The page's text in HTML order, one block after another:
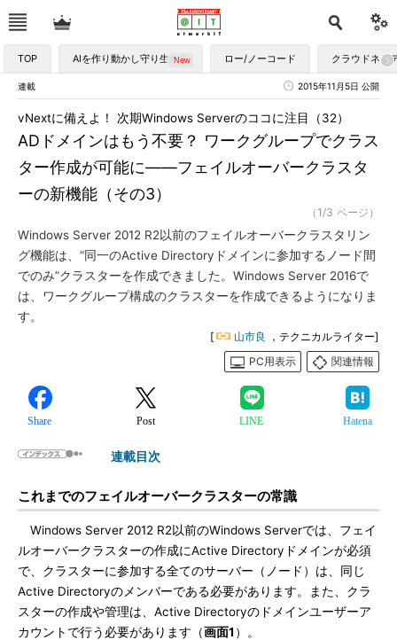
TOP AIを作り動かし守り生かす ロー/ノーコード クラウドネイ
連載 2015年11月5日 公開
ADドメインはもう不要？ ワークグループでクラス
ター作成が可能に――フェイルオーバークラスタ
ーの新機能（その3）
vNextに備えよ！ 次期Windows Serverのココに注目（32）
（1/3 ページ）
Windows Server 2012 R2以前のフェイルオーバークラスタリン
グ機能は、“同一のActive Directoryドメインに参加するノード間
でのみ”クラスターを作成できました。Windows Server 2016で
は、ワークグループ構成のクラスターを作成できるようになりま
す。
[ 山市良
，テクニカルライター]
PC用表示
関連情報
Share Post LINE Hatena
連載目次
これまでのフェイルオーバークラスターの常識
Windows Server 2012 R2以前のWindows Serverでは、フェイ
ルオーバークラスターの作成にActive Directoryドメインが必須
で、クラスターに参加する全てのサーバー（ノード）は、同じ
Active Directoryのメンバーである必要があります。また、クラ
スターの作成や管理は、Active Directoryのドメインユーザーア
カウントで行う必要があります（画面1 ）。